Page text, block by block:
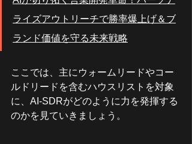
ライズアウトリーチで勝率爆上げ＆ブ
ランド価値を守る未来戦略
ここでは、主にウォームリードやコー
ルドリードを含むハウスリストを対象
に、AI-SDRがどのように力を発揮する
のかを見ていきましょう。